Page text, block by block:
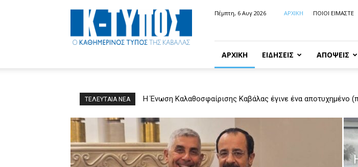
Κ-
ΤΥΠΟΣ
Πέμπτη, 6 Αυγ 2026 ΑΡΧΙΚΗ ΠΟΙΟΙ ΕΙΜΑΣΤΕ
ΑΡΧΙΚΗ ΕΙΔΗΣΕΙΣ ΑΠΟΨΕΙΣ
ΤΕΛΕΥΤΑΙΑ ΝΕΑ
Η Ένωση Καλαθοσφαίρισης Καβάλας έγινε ένα αποτυχημένο